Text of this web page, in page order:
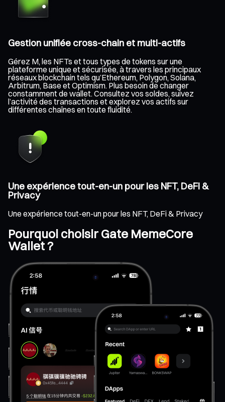
Gestion unifiée cross-chain et multi-actifs
Gérez M, les NFTs et tous types de tokens sur une
plateforme unique et sécurisée, à travers les principaux
réseaux blockchain tels qu’Ethereum, Polygon, Solana,
Arbitrum, Base et Optimism. Plus besoin de changer
constamment de wallet. Consultez vos soldes, suivez
l’activité des transactions et explorez vos actifs sur
différentes chaînes en toute fluidité.
Une expérience tout-en-un pour les NFT, DeFi &
Privacy
Une expérience tout-en-un pour les NFT, DeFi & Privacy
Pourquoi choisir Gate MemeCore
Wallet ?